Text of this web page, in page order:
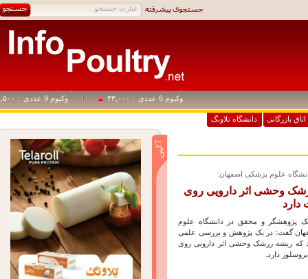
وکیوم 6 عددی : ۳۳,۰۰۰ وکیوم 9 عددی : ۴۹,۵۰۰
بازرگانی دانشگاه تلاونگ
علوم پزشکی اصفهان:
وحشی اثر دارویی روی
و محقق در دانشگاه علوم
گفت: در یک پژوهش و بررسی علمی
زرشک وحشی اثر دارویی روی
دارد.